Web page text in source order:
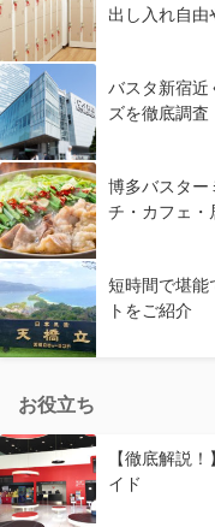
出し入れ自由
バスタ新宿近
ズを徹底調査
博多バスター
チ・カフェ・
短時間で堪能
トをご紹介
お役立ち
【徹底解説
イド